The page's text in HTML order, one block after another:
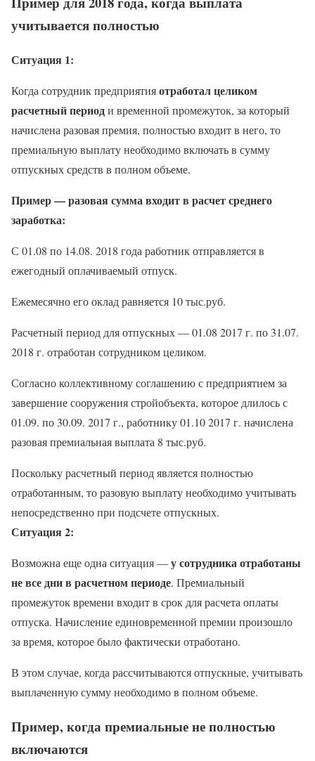
учитывается полностью
Ситуация 1:
Когда сотрудник предприятияотработал целиком
расчетный периоди временной промежуток, за который
начислена разовая премия, полностью входит в него, то
премиальную выплату необходимо включать в сумму
отпускных средств в полном объеме.
Пример — разовая сумма входит в расчет среднего
заработка:
С 01.08 по 14.08. 2018 года работник отправляется в
ежегодный оплачиваемый отпуск.
Ежемесячно его оклад равняется 10 тыс.руб.
Расчетный период для отпускных — 01.08 2017 г. по 31.07.
2018 г. отработан сотрудником целиком.
Согласно коллективному соглашению с предприятием за
завершение сооружения стройобъекта, которое длилось с
01.09. по 30.09. 2017 г., работнику 01.10 2017 г. начислена
разовая премиальная выплата 8 тыс.руб.
Поскольку расчетный период является полностью
отработанным, то разовую выплату необходимо учитывать
непосредственно при подсчете отпускных.
Ситуация 2:
Возможна еще одна ситуация —у сотрудника отработаны
не все дни в расчетном периоде. Премиальный
промежуток времени входит в срок для расчета оплаты
отпуска. Начисление единовременной премии произошло
за время, которое было фактически отработано.
В этом случае, когда рассчитываются отпускные, учитывать
выплаченную сумму необходимо в полном объеме.
Пример, когда премиальные не полностью
включаются